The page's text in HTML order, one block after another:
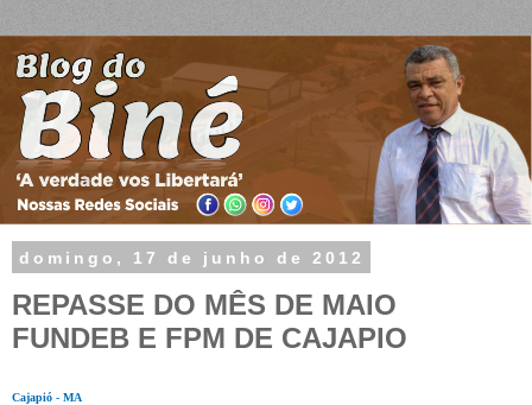
domingo, 17 de junho de 2012
REPASSE DO MÊS DE MAIO
FUNDEB E FPM DE CAJAPIO
Cajapió - MA